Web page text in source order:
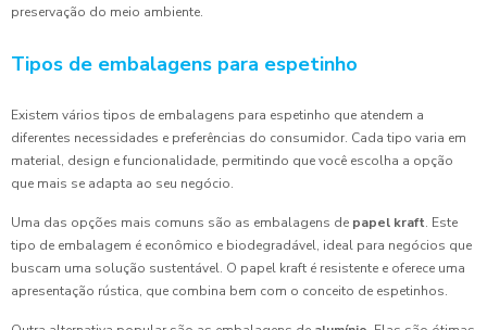
preservação do meio ambiente.
Tipos de embalagens para espetinho
Existem vários tipos de embalagens para espetinho que atendem a
diferentes necessidades e preferências do consumidor. Cada tipo varia em
material, design e funcionalidade, permitindo que você escolha a opção
que mais se adapta ao seu negócio.
Uma das opções mais comuns são as embalagens de papel kraft. Este
tipo de embalagem é econômico e biodegradável, ideal para negócios que
buscam uma solução sustentável. O papel kraft é resistente e oferece uma
apresentação rústica, que combina bem com o conceito de espetinhos.